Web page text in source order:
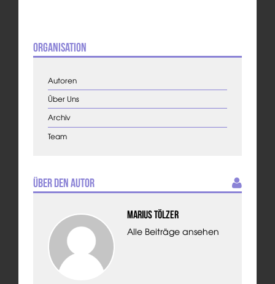
Organisation
Autoren
Über Uns
Archiv
Team
Über den Autor
Marius Tölzer
Alle Beiträge ansehen